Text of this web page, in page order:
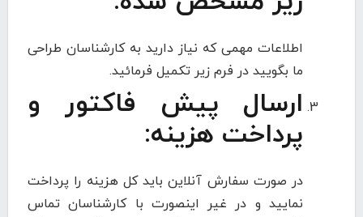
اطلاعات مهمی که نیاز دارید به کارشناسان طراحی
ما بگویید در فرم زیر تکمیل فرمائید.
ارسال پیش فاکتور و
پرداخت هزینه:
در صورت سفارش آنلاین باید کل هزینه را پرداخت
نمایید و در غیر اینصورت با کارشناسان تماس